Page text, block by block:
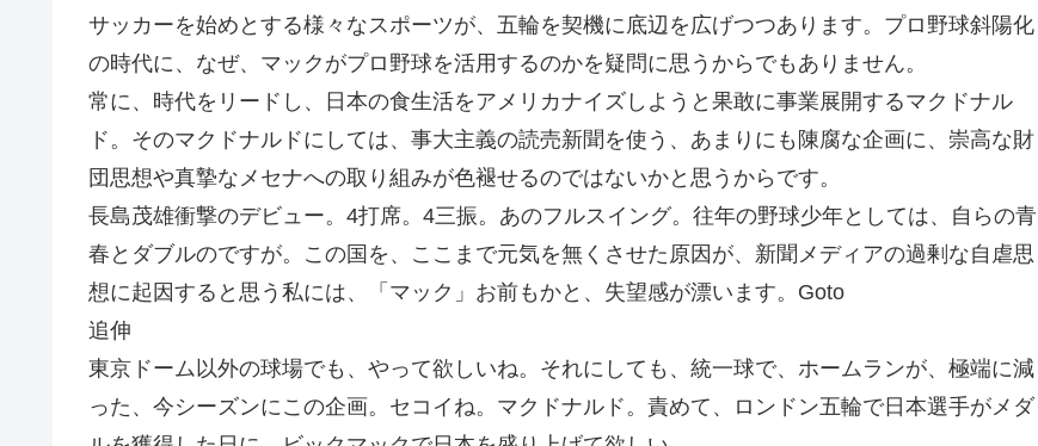
サッカーを始めとする様々なスポーツが、五輪を契機に底辺を広げつつあります。プロ野球斜陽化
の時代に、なぜ、マックがプロ野球を活用するのかを疑問に思うからでもありません。
常に、時代をリードし、日本の食生活をアメリカナイズしようと果敢に事業展開するマクドナル
ド。そのマクドナルドにしては、事大主義の読売新聞を使う、あまりにも陳腐な企画に、崇高な財
団思想や真摯なメセナへの取り組みが色褪せるのではないかと思うからです。
長島茂雄衝撃のデビュー。4打席。4三振。あのフルスイング。往年の野球少年としては、自らの青
春とダブルのですが。この国を、ここまで元気を無くさせた原因が、新聞メディアの過剰な自虐思
想に起因すると思う私には、「マック」お前もかと、失望感が漂います。Goto
追伸
東京ドーム以外の球場でも、やって欲しいね。それにしても、統一球で、ホームランが、極端に減
った、今シーズンにこの企画。セコイね。マクドナルド。責めて、ロンドン五輪で日本選手がメダ